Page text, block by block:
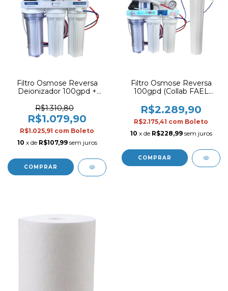
Filtro Osmose Reversa
Deionizador 100gpd +
R$1.310,80
R$1.079,90
R$1.025,91 com Boleto
10 x de R$107,99 sem juros
COMPRAR
Filtro Osmose Reversa
100gpd (Collab FAEL
Carcaça 20" polegadas
R$2.289,90
R$2.175,41 com Boleto
10 x de R$228,99 sem juros
COMPRAR